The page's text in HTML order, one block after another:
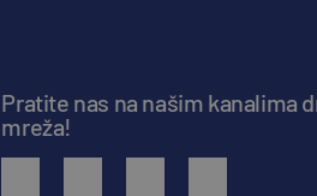
Pratite nas na našim kanalima
mreža!
facebookyoutubeinstagramlinkedin